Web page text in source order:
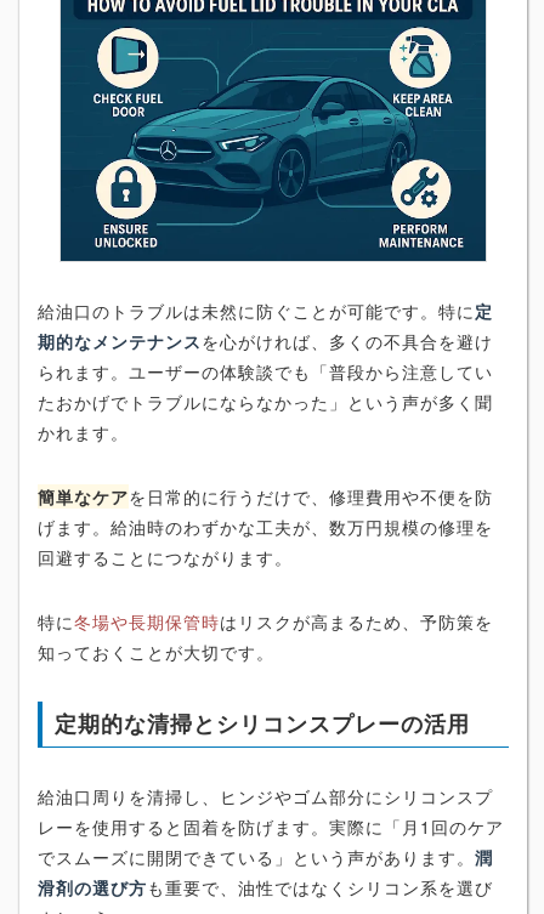
給油口のトラブルは未然に防ぐことが可能です。特に 定
期的なメンテナンスを心がければ、多くの不具合を避け
られます。ユーザーの体験談でも「普段から注意してい
たおかげでトラブルにならなかった」という声が多く聞
かれます。
簡単なケアを日常的に行うだけで、修理費用や不便を防
げます。給油時のわずかな工夫が、数万円規模の修理を
回避することにつながります。
特に冬場や長期保管時はリスクが高まるため、予防策を
知っておくことが大切です。
定期的な清掃とシリコンスプレーの活用
給油口周りを清掃し、ヒンジやゴム部分にシリコンスプ
レーを使用すると固着を防げます。実際に「月1回のケア
でスムーズに開閉できている」という声があります。 潤
滑剤の選び方も重要で、油性ではなくシリコン系を選び